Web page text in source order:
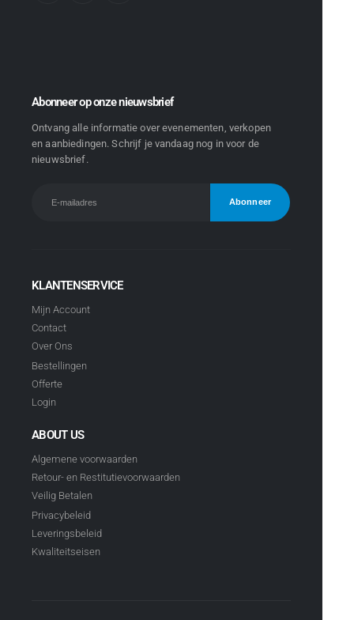
Abonneer op onze nieuwsbrief
Ontvang alle informatie over evenementen, verkopen
en aanbiedingen. Schrijf je vandaag nog in voor de
nieuwsbrief.
KLANTENSERVICE
Mijn Account
Contact
Over Ons
Bestellingen
Offerte
Login
ABOUT US
Algemene voorwaarden
Retour- en Restitutievoorwaarden
Veilig Betalen
Privacybeleid
Leveringsbeleid
Kwaliteitseisen